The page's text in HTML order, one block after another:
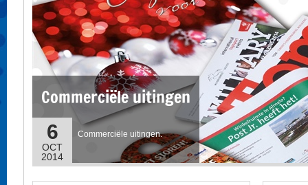
6
OCT
2014
Commerciële uitingen
Commerciële uitingen.